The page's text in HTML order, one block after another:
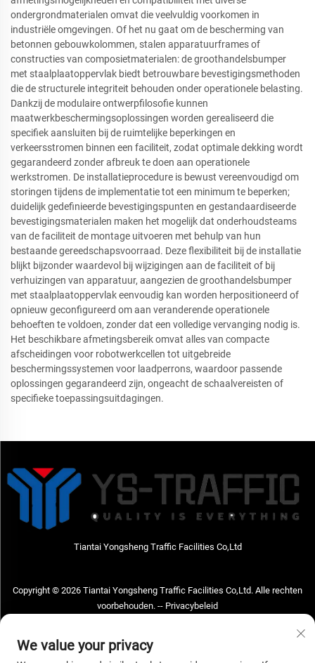
ondergrondmaterialen omvat die veelvuldig voorkomen in
industriële omgevingen. Of het nu gaat om de bescherming van
betonnen gebouwkolommen, stalen apparatuurframes of
constructies van composietmaterialen: de groothandelsbumper
met staalplaatoppervlak biedt betrouwbare bevestigingsmethoden
die de structurele integriteit behouden onder operationele belasting.
Dankzij de modulaire ontwerpfilosofie kunnen
maatwerkbeschermingsoplossingen worden gerealiseerd die
specifiek aansluiten bij de ruimtelijke beperkingen en
verkeersstromen binnen een faciliteit, zodat optimale dekking wordt
gegarandeerd zonder afbreuk te doen aan operationele
werkstromen. De installatieprocedure is bewust vereenvoudigd om
storingen tijdens de implementatie tot een minimum te beperken;
duidelijk gedefinieerde bevestigingspunten en gestandaardiseerde
bevestigingsmaterialen maken het mogelijk dat onderhoudsteams
van de faciliteit de montage uitvoeren met behulp van hun
bestaande gereedschapsvoorraad. Deze flexibiliteit bij de installatie
blijkt bijzonder waardevol bij wijzigingen aan de faciliteit of bij
verhuizingen van apparatuur, aangezien de groothandelsbumper
met staalplaatoppervlak eenvoudig kan worden herpositioneerd of
opnieuw geconfigureerd om aan veranderende operationele
behoeften te voldoen, zonder dat een volledige vervanging nodig is.
Het beschikbare afmetingsbereik omvat alles van compacte
afscheidingen voor robotwerkcellen tot uitgebreide
beschermingssystemen voor laadperrons, waardoor passende
oplossingen gegarandeerd zijn, ongeacht de schaalvereisten of
specifieke toepassingsuitdagingen.
Tiantai Yongsheng Traffic Facilities Co,Ltd
Copyright © 2026 Tiantai Yongsheng Traffic Facilities Co,Ltd. Alle rechten
voorbehouden. -- Privacybeleid
Address: Tiantai Yongsheng Traffic Facilities Co,Ltd Adres; No.73 Hongchou
We value your privacy